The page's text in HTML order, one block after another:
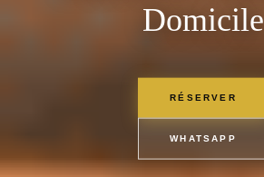
Domicile
RÉSERVER
WHATSAPP